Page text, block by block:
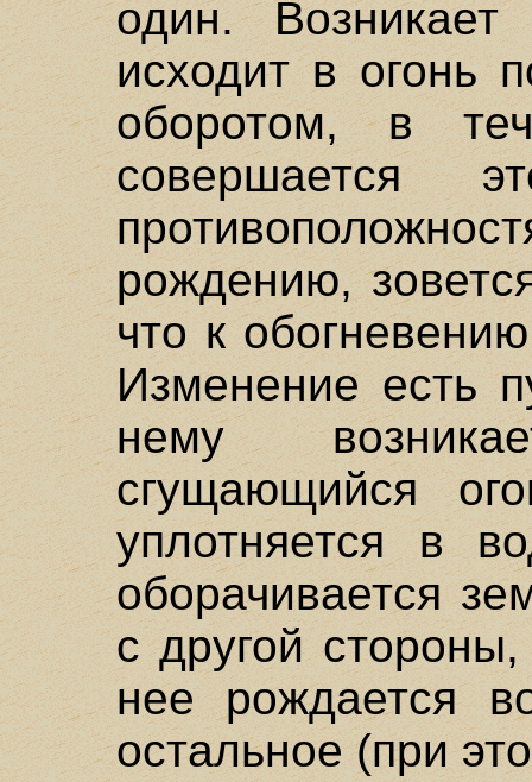
один.
исходит в огонь
оборотом, в
рождению,
что к
Изменение есть
нему
сгущающийся
уплотняется в
оборачивается
с другой
нее рождается
остальное (при